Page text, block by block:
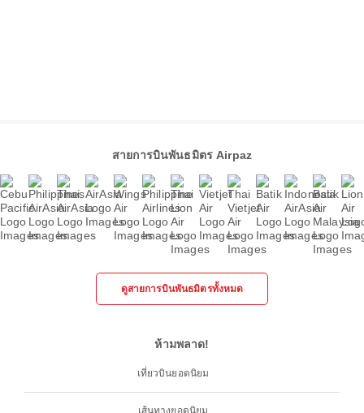
สายการบินพันธมิตร Airpaz
ดูสายการบินพันธมิตรทั้งหมด
ห้ามพลาด!
เที่ยวบินยอดนิยม
เส้นทางยอดนิยม